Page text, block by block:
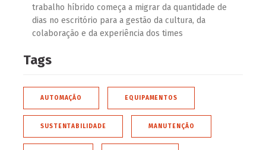
trabalho híbrido começa a migrar da quantidade de
dias no escritório para a gestão da cultura, da
colaboração e da experiência dos times
Tags
AUTOMAÇÃO EQUIPAMENTOS
SUSTENTABILIDADE MANUTENÇÃO